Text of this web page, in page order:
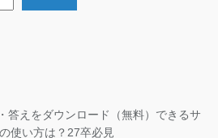
答えをダウンロード（無料）できるサ
使い方は？27卒必見